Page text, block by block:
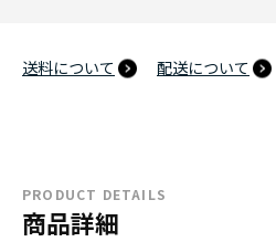
送料について 配送について
PRODUCT DETAILS
商品詳細